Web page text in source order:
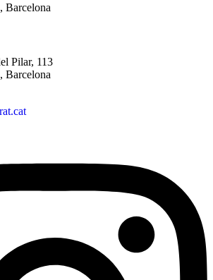
Barcelona
Pilar, 113
Barcelona